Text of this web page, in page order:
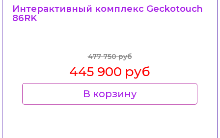
Интерактивный комплекс Geckotouch ​​​​​​​
86RK
477 750 руб
445 900 руб
В корзину